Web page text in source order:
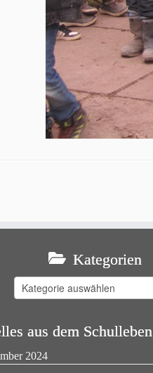
Kategorien
Kategorien
aus dem Schulleben
2024